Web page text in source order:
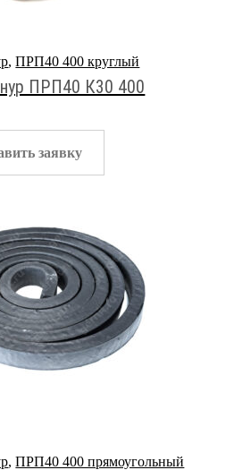
,ПРП40 400 круглый
ПРП40 К30 400
заявку
,ПРП40 400 прямоугольный